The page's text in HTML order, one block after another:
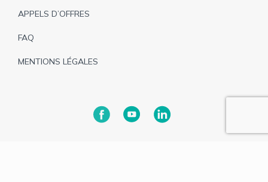
APPELS D’OFFRES
FAQ
MENTIONS LÉGALES